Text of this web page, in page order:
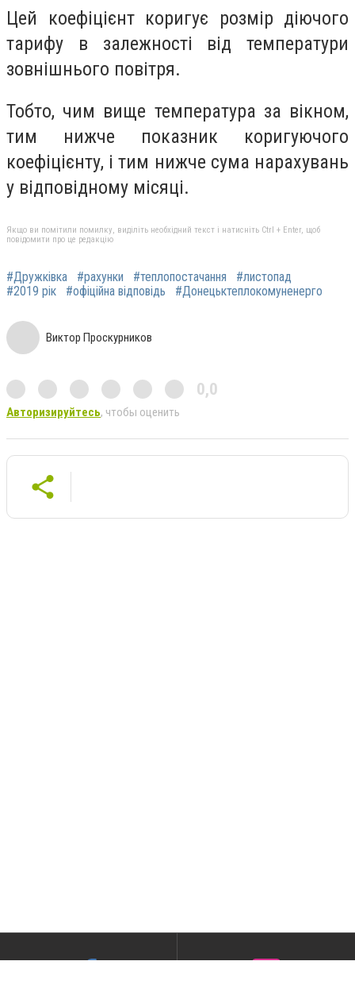
Цей коефіцієнт коригує розмір діючого
тарифу в залежності від температури
зовнішнього повітря.
Тобто, чим вище температура за вікном,
тим нижче показник коригуючого
коефіцієнту, і тим нижче сума нарахувань
у відповідному місяці.
Якщо ви помітили помилку, виділіть необхідний текст і натисніть Ctrl + Enter, щоб
повідомити про це редакцію
#Дружківка #рахунки #теплопостачання
#листопад
#2019 рік
#офіційна відповідь #Донецьктеплокомуненерго
Виктор Проскурников
0,0
Авторизируйтесь, чтобы оценить